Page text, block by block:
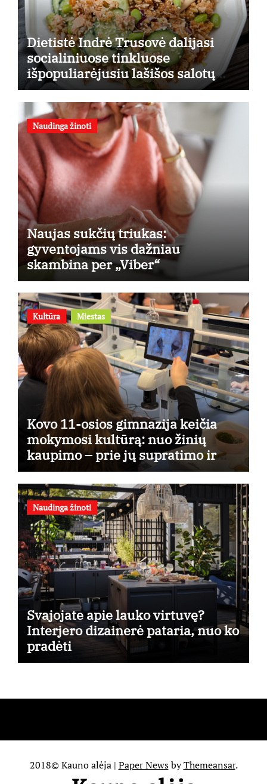
Dietistė Indrė Trusovė dalijasi
socialiniuose tinkluose
išpopuliarėjusiu lašišos salotų
receptu
Naudinga žinoti
Naujas sukčių triukas:
gyventojams vis dažniau
skambina per „Viber“
Kultūra Miestas
Kovo 11-osios gimnazija keičia
mokymosi kultūrą: nuo žinių
kaupimo – prie jų supratimo ir
taikymo
Naudinga žinoti
Svajojate apie lauko virtuvę?
Interjero dizainerė pataria, nuo ko
pradėti
2018© Kauno alėja | Paper NewsbyThemeansar.